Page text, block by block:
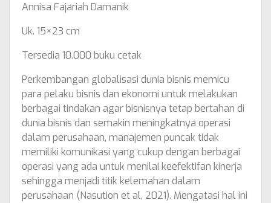
Annisa Fajariah Damanik
Uk. 15×23 cm
Tersedia 10.000 buku cetak
Perkembangan globalisasi dunia bisnis memicu
para pelaku bisnis dan ekonomi untuk melakukan
berbagai tindakan agar bisnisnya tetap bertahan di
dunia bisnis dan semakin meningkatnya operasi
dalam perusahaan, manajemen puncak tidak
memiliki komunikasi yang cukup dengan berbagai
operasi yang ada untuk menilai keefektifan kinerja
sehingga menjadi titik kelemahan dalam
perusahaan (Nasution et al, 2021). Mengatasi hal ini